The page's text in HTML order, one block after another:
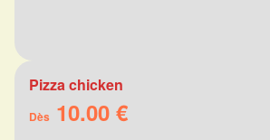
Pizza chicken
Dès 10.00 €